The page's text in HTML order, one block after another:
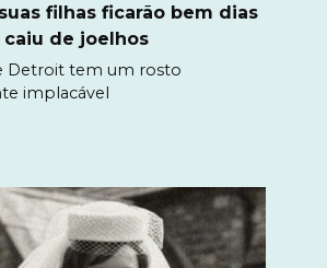
filhas ficarão bem dias
de joelhos
Detroit tem um rosto
implacável